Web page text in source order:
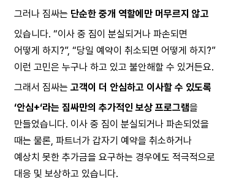
그러나 짐싸는 단순한 중개 역할에만 머무르지 않고
있습니다. “이사 중 짐이 분실되거나 파손되면
어떻게 하지?”, “당일 예약이 취소되면 어떻게 하지?”
이런 고민은 누구나 하고 있고 불안해할 수 있거든요.
그래서 짐싸는 고객이 더 안심하고 이사할 수 있도록
‘안심+‘라는 짐싸만의 추가적인 보상 프로그램을
만들었습니다. 이사 중 짐이 분실되거나 파손되었을
때는 물론, 파트너가 갑자기 예약을 취소하거나
예상치 못한 추가금을 요구하는 경우에도 적극적으로
대응 및 보상하고 있습니다.